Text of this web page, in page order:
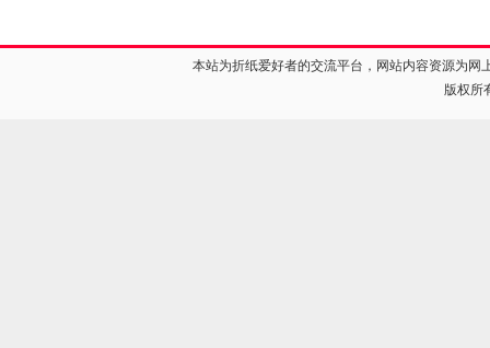
本站为折纸爱好者的交流平台，网站内容资源为
版权所